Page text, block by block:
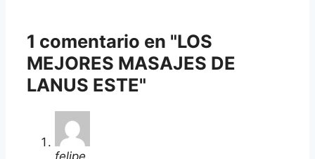
1 comentario en "LOS
MEJORES MASAJES DE
LANUS ESTE"
felipe